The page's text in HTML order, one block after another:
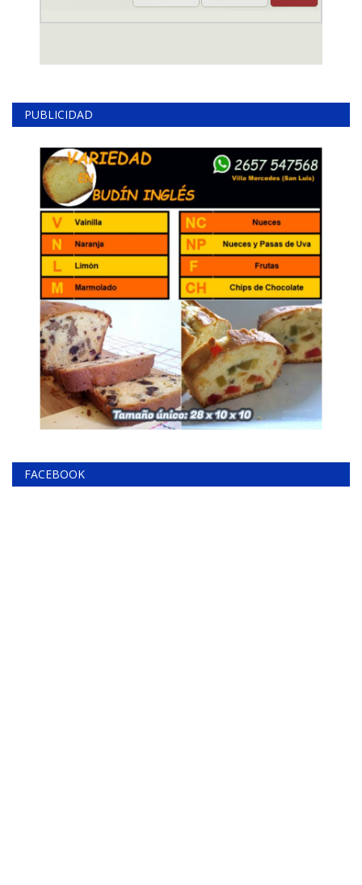
PUBLICIDAD
FACEBOOK